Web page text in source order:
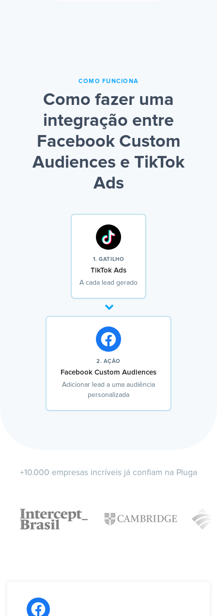
COMO FUNCIONA
Como fazer uma
integração entre
Facebook Custom
Audiences e TikTok
Ads
1. GATILHO
TikTok Ads
A cada lead gerado
2. AÇÃO
Facebook Custom Audiences
Adicionar lead a uma audiência
personalizada
+10.000 empresas incríveis já confiam na Pluga